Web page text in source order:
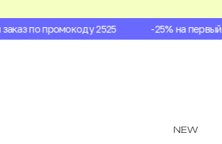
по промокоду 2525 -25% на первый
NEW